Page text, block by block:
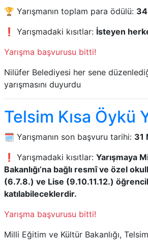
🏆 Yarışmanın toplam para ödülü:
❗ Yarışmadaki kısıtlar: İsteyen
Yarışma başvurusu bitti!
Nilüfer Belediyesi her sene
yarışmasını duyurdu
Telsim Kısa Öykü
🗓️ Yarışmanın son başvuru tarihi: 31
❗ Yarışmadaki kısıtlar: Yarışmaya
Bakanlığı’na bağlı resmî ve özel
(6.7.8.) ve Lise (9.10.11.12.)
katılabileceklerdir.
Yarışma başvurusu bitti!
Milli Eğitim ve Kültür Bakanlığı,